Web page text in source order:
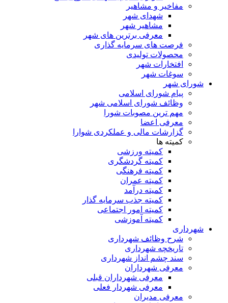
مفاخیر و مشاهیر
شهدای شهر
مشاهیر شهر
معرفی برترین های شهر
فرصت های سرمایه گذاری
محصولات تولیدی
افتخارات شهر
سوغات شهر
شورای شهر
پیام شورای اسلامی
وظائف شورای اسلامی شهر
مهم ترین مصوبات شورا
معرفی اعضا
گزارشات مالی و عملکردی شوارا
کمیته ها
کمیته ورزشی
کمیته گردشگری
کمیته فرهنگی
کمیته عمران
کمیته درآمد
کمیته جذب سرمایه گذار
کمیته امور اجتماعی
کمیته آموزشی
شهرداری
شرح وظائف شهرداری
تاریخچه شهرداری
سند چشم انداز شهرداری
معرفی شهرداران
معرفی شهرداران قبلی
معرفی شهردار فعلی
معرفی مدیران